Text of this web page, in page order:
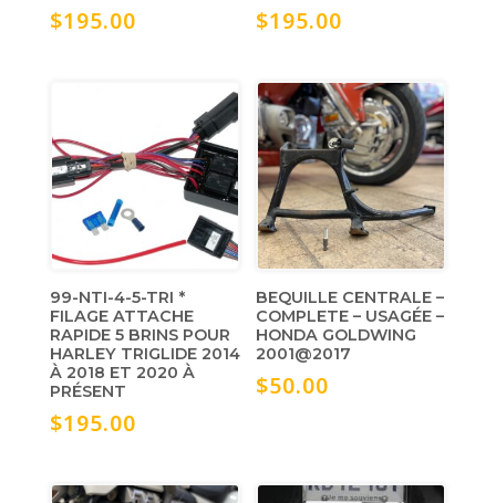
$195.00 $195.00
99-NTI-4-5-TRI *
FILAGE ATTACHE
RAPIDE 5 BRINS POUR
HARLEY TRIGLIDE 2014
À 2018 ET 2020 À
PRÉSENT
$195.00
BEQUILLE CENTRALE –
COMPLETE – USAGÉE –
HONDA GOLDWING
2001@2017
$50.00